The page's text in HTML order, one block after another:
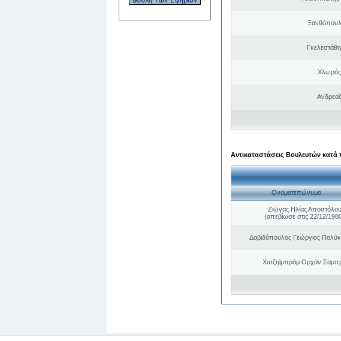
Χλωρός
Αντικαταστάσεις Βουλευτών κατά
Ονοματεπώνυμο
Ζιώγας Ηλίας Αποστόλου
(απεβίωσε στις 22/12/
Δαβιδόπουλος Γεώργιος
Χατζηϊμπράμ Ορχάν